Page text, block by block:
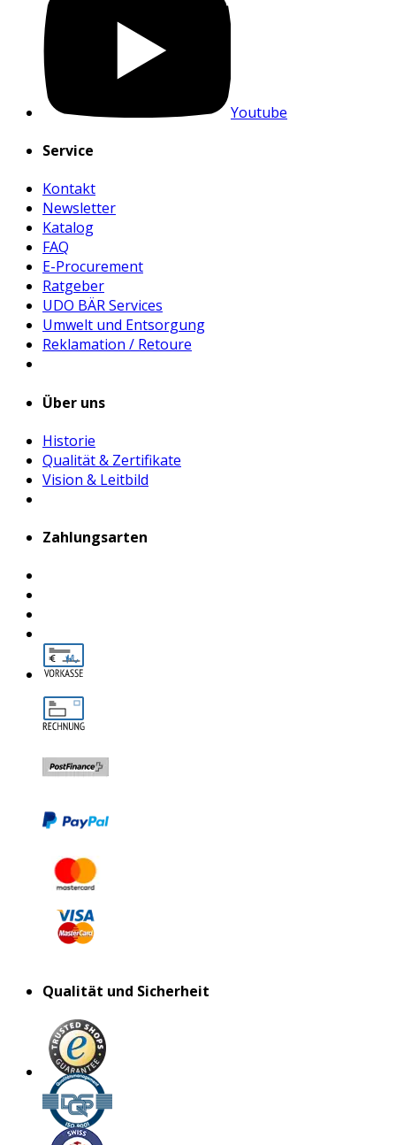
Youtube
Service
Kontakt
Newsletter
Katalog
FAQ
E-Procurement
Ratgeber
UDO BÄR Services
Umwelt und Entsorgung
Reklamation / Retoure
Über uns
Historie
Qualität & Zertifikate
Vision & Leitbild
Zahlungsarten
Qualität und Sicherheit